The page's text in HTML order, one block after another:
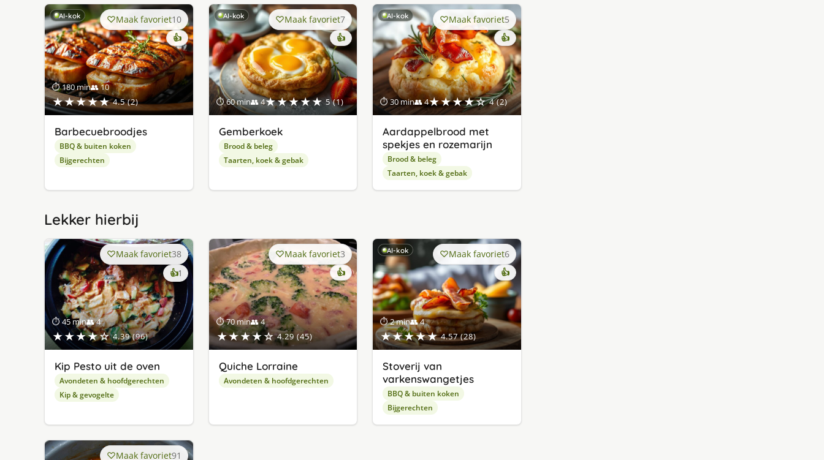
AI-kok
⏱ 180 min👥 10
★★★★★ 4.5 (2)
Maak favoriet10
👍
Barbecuebroodjes
BBQ & buiten koken
Bijgerechten
AI-kok
⏱ 60 min👥 4★★★★★ 5 (1)
Maak favoriet7
👍
Gemberkoek
Brood & beleg
Taarten, koek & gebak
AI-kok
⏱ 30 min👥 4★★★★☆ 4 (2)
Maak favoriet5
👍
Aardappelbrood met
spekjes en rozemarijn
Brood & beleg
Taarten, koek & gebak
Lekker hierbij
⏱ 45 min👥 4
★★★★☆ 4.39 (96)
Maak favoriet38
👍1keer
lekker
gevonden
Kip Pesto uit de oven
Avondeten & hoofdgerechten
Kip & gevogelte
⏱ 70 min👥 4
★★★★☆ 4.29 (45)
Maak favoriet3
👍
Quiche Lorraine
Avondeten & hoofdgerechten
AI-kok
⏱ 2 min👥 4
★★★★★ 4.57 (28)
Maak favoriet6
👍
Stoverij van
varkenswangetjes
BBQ & buiten koken
Bijgerechten
Maak favoriet91